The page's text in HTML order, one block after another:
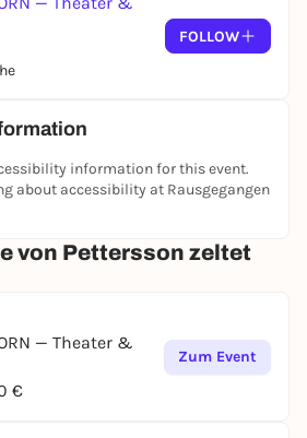
vor Vorstellungsbeginn - Kein
FOLLOW
information for this event.
about accessibility at Rausgegangen
von Pettersson zeltet
— Theater &
€
Zum Event